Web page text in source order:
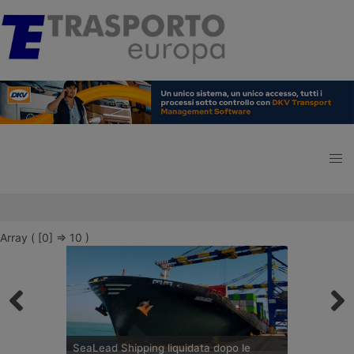
Array ( [0] => 10 )
SeaLead Shipping liquidata dopo le